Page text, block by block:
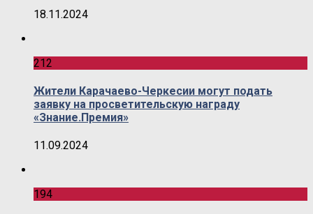
18.11.2024
212
Жители Карачаево-Черкесии могут подать
заявку на просветительскую награду
«Знание.Премия»
11.09.2024
194